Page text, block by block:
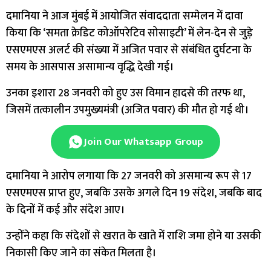
दमानिया ने आज मुंबई में आयोजित संवाददाता सम्मेलन में दावा
किया कि ‘समता क्रेडिट कोऑपरेटिव सोसाइटी’ में लेन-देन से जुड़े
एसएमएस अलर्ट की संख्या में अजित पवार से संबंधित दुर्घटना के
समय के आसपास असामान्य वृद्धि देखी गई।
उनका इशारा 28 जनवरी को हुए उस विमान हादसे की तरफ था,
जिसमें तत्कालीन उपमुख्यमंत्री (अजित पवार) की मौत हो गई थी।
Join Our Whatsapp Group
दमानिया ने आरोप लगाया कि 27 जनवरी को असमान्य रूप से 17
एसएमएस प्राप्त हुए, जबकि उसके अगले दिन 19 संदेश, जबकि बाद
के दिनों में कई और संदेश आए।
उन्होंने कहा कि संदेशों से खरात के खाते में राशि जमा होने या उसकी
निकासी किए जाने का संकेत मिलता है।